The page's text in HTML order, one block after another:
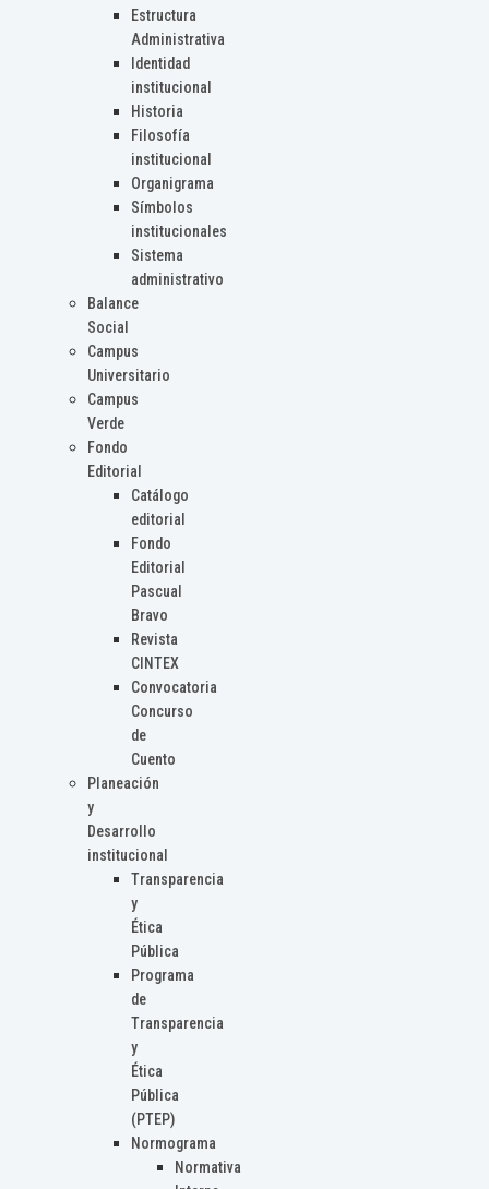
Estructura
Administrativa
Identidad
institucional
Historia
Filosofía
institucional
Organigrama
Símbolos
institucionales
Sistema
administrativo
Balance
Social
Campus
Universitario
Campus
Verde
Fondo
Editorial
Catálogo
editorial
Fondo
Editorial
Pascual
Bravo
Revista
CINTEX
Convocatoria
Concurso
de
Cuento
Planeación
y
Desarrollo
institucional
Transparencia
y
Ética
Pública
Programa
de
Transparencia
y
Ética
Pública
(PTEP)
Normograma
Normativa